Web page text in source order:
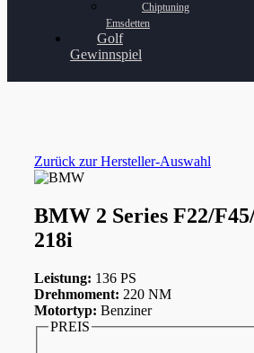
Chiptuning
Emsdetten
Golf
Gewinnspiel
Zurück zur Hersteller-Auswahl
BMW 2 Series F22/
218i
Leistung: 136 PS
Drehmoment: 220 NM
Motortyp: Benziner
PREIS